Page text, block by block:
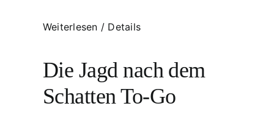
Weiterlesen / Details
Die Jagd nach dem
Schatten To-Go